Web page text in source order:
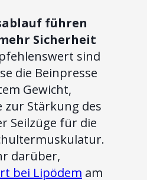
führen
Sicherheit
sind
die Beinpresse
Gewicht,
zur Stärkung des
Seilzüge für die
darüber,
bei Lipödem am